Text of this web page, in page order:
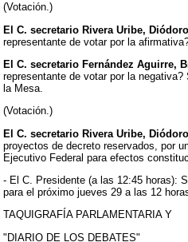
(Votación.)
El C. secretario Rivera Uribe,
representante de votar por la
El C. secretario Fernández Aguirre,
representante de votar por la
la Mesa.
(Votación.)
El C. secretario Rivera Uribe,
proyectos de decreto reservados, por
Ejecutivo Federal para efectos
- El C. Presidente (a las 12:45 horas):
para el próximo jueves 29 a las 12
TAQUIGRAFÍA PARLAMENTARIA Y
"DIARIO DE LOS DEBATES"